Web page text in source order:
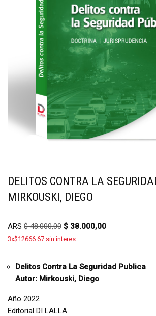
DELITOS CONTRA LA
MIRKOUSKI, DIEGO
ARS $48.000,00 $ 38.000,00
3x$12666.67 sin interes
Delitos Contra La Seguridad Publica
Autor: Mirkouski, Diego
Año 2022
Editorial DI LALLA